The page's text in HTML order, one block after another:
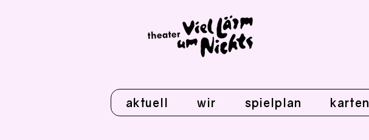
aktuell wir spielplan karten